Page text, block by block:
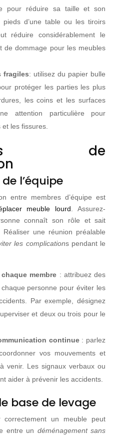
pour réduire sa taille et son
pieds d’une table ou les tiroirs
réduire considérablement le
de dommage pour les meubles
fragiles: utilisez du papier bulle
protéger les parties les plus
les coins et les surfaces
attention particulière pour
les fissures.
de
l’équipe
entre membres d’équipe est
meuble lourd . Assurez-
connaît son rôle et sait
une réunion préalable
les complications pendant le
membre : attribuez des
personne pour éviter les
Par exemple, désignez
et deux ou trois pour le
continue : parlez
vos mouvements et
venir. Les signaux verbaux ou
aider à prévenir les accidents.
base de levage
correctement un meuble peut
entre un déménagement sans